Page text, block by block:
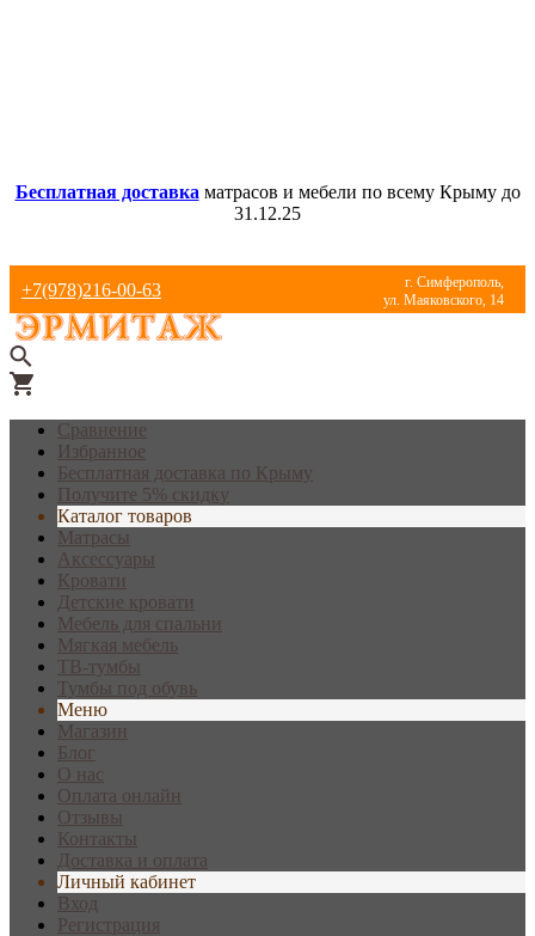
Бесплатная доставка матрасов и мебели по всему Крыму до
31.12.25
+7(978)216-00-63
г. Симферополь,
ул. Маяковского, 14
Сравнение
Избранное
Бесплатная доставка по Крыму
Получите 5% скидку
Каталог товаров
Матрасы
Аксессуары
Кровати
Детские кровати
Мебель для спальни
Мягкая мебель
ТВ-тумбы
Тумбы под обувь
Меню
Магазин
Блог
О нас
Оплата онлайн
Отзывы
Контакты
Доставка и оплата
Личный кабинет
Вход
Регистрация